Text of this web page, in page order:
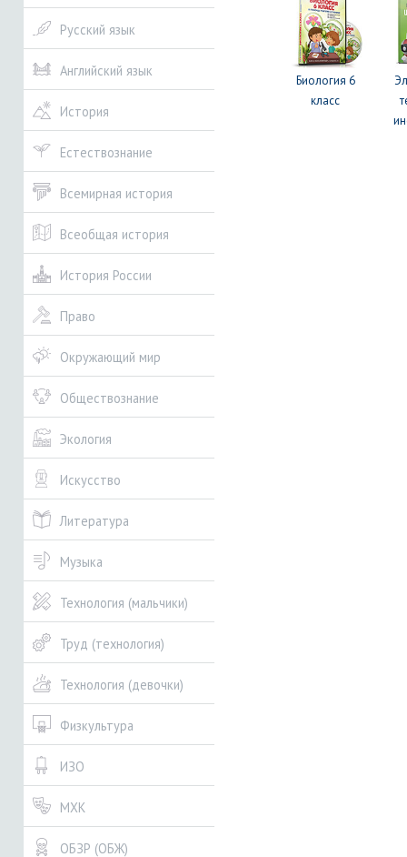
Русский язык
Английский язык
История
Естествознание
Всемирная история
Всеобщая история
История России
Право
Окружающий мир
Обществознание
Экология
Искусство
Литература
Музыка
Технология (мальчики)
Труд (технология)
Технология (девочки)
Физкультура
ИЗО
МХК
ОБЗР (ОБЖ)
Биология 6
класс